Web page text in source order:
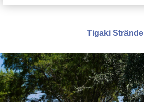
Tigaki Strände